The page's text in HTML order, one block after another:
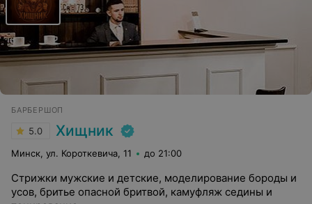
БАРБЕРШОП
5.0 Хищник
Минск, ул. Короткевича, 11 до 21:00
Стрижки мужские и детские, моделирование бороды и
усов, бритье опасной бритвой, камуфляж седины и